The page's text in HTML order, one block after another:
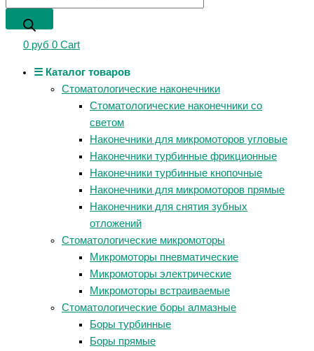
0 руб 0 Cart
☰ Каталог товаров
Стоматологические наконечники
Стоматологические наконечники со
светом
Наконечники для микромоторов угловые
Наконечники турбинные фрикционные
Наконечники турбинные кнопочные
Наконечники для микромоторов прямые
Наконечники для снятия зубных
отложений
Стоматологические микромоторы
Микромоторы пневматические
Микромоторы электрические
Микромоторы встраиваемые
Стоматологические боры алмазные
Боры турбинные
Боры прямые